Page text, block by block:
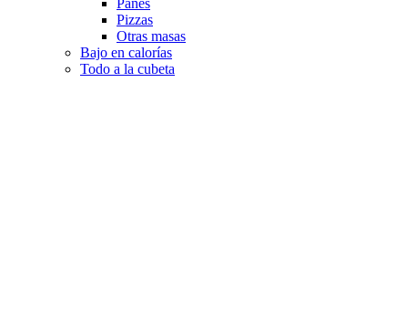
Panes
Pizzas
Otras masas
Bajo en calorías
Todo a la cubeta